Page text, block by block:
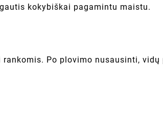
kokybiškai pagamintu maistu.
Po plovimo nusausinti,